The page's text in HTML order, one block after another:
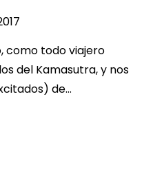
como todo viajero
del Kamasutra, y nos
de…